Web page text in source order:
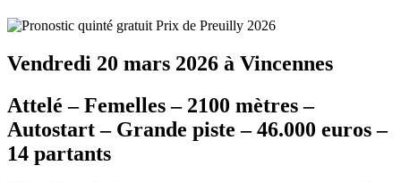
Vendredi 20 mars 2026 à Vincennes
Attelé – Femelles – 2100 mètres –
Autostart – Grande piste – 46.000 euros –
14 partants